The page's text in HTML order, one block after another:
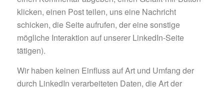
klicken, einen Post teilen, uns eine Nachricht
schicken, die Seite aufrufen, der eine sonstige
mögliche Interaktion auf unserer LinkedIn-Seite
tätigen).
Wir haben keinen Einfluss auf Art und Umfang der
durch LinkedIn verarbeiteten Daten, die Art der